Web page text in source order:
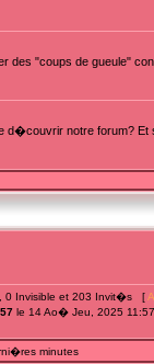
"coups de gueule"
d�couvrir notre forum?
0 Invisible et 203 Invit�s [
le 14 Ao� Jeu, 2025
minutes